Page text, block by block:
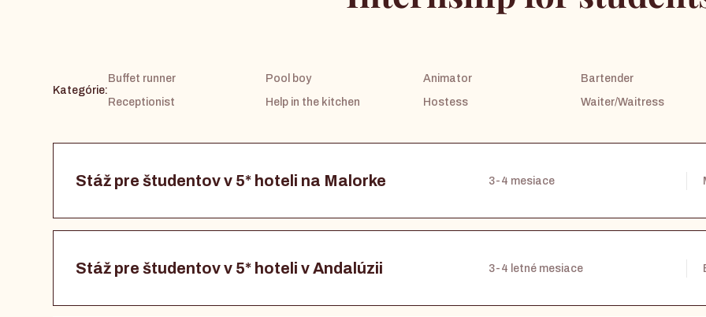
Kategórie:
Buffet runner Pool boy Animator
Bartender
Receptionist
Help in the kitchen Hostess Waiter/Waitress
Stáž pre študentov v 5* hoteli na Malorke 3-4 mesiace
Stáž pre študentov v 5* hoteli v Andalúzii 3-4 letné mesiace